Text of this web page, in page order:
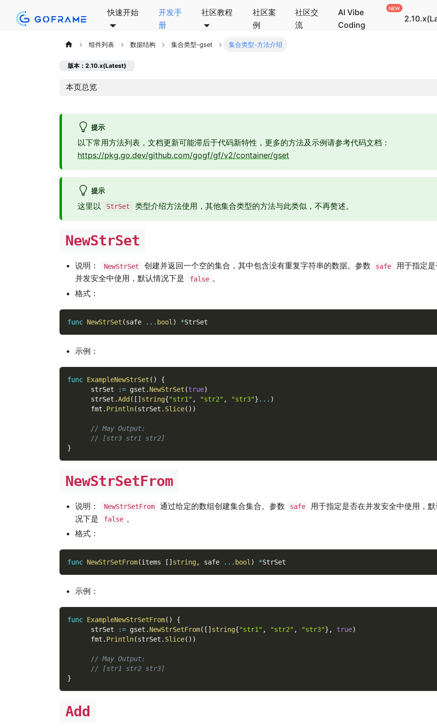
快速开始
开发手
册
社区教程
社区案
例
社区交
流
AI Vibe
Coding
组件列表 数据结构 集合类型-gset 集合类型-方法介绍
版本：2.10.x(Latest)
本页总览
提示
以下常用方法列表，文档更新可能滞后于代码新特性，更多的方法及示例请参考代码文档：
https://pkg.go.dev/github.com/gogf/gf/v2/container/gset
提示
这里以 StrSet 类型介绍方法使用，其他集合类型的方法与此类似，不再赘述。
NewStrSet
说明： NewStrSet 创建并返回一个空的集合，其中包含没有重复字符串的数据。参数 safe
用于指定
并发安全中使用，默认情况下是
false 。
格式：
func NewStrSet (safe ... bool ) *StrSet
示例：
func ExampleNewStrSet ( )
{
      strSet
:= gset . NewStrSet (true)
      strSet
.Add( [ ]string{"str1" , "str2" , "str3"} ... )
      fmt
. Println(strSet . Slice( ) )
// May Output:
// [str3 str1 str2]
}
NewStrSetFrom
说明： NewStrSetFrom 通过给定的数组创建集合集合。参数 safe
用于指定是否在并发安全中使用，
况下是
false 。
格式：
func NewStrSetFrom(items [ ] string, safe ... bool ) *StrSet
示例：
func ExampleNewStrSetFrom( )
{
      strSet
:= gset . NewStrSetFrom( [ ] string{"str1" , "str2" , "str3"} , true)
      fmt
. Println(strSet . Slice( ) )
// May Output:
// [str1 str2 str3]
}
Add